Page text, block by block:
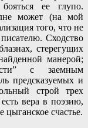
ее глупо.
может (на мой
того, что не
писателю. Сходство
стерегущих
манерой;
с заемным
предсказуемых и
строй трех
вера в поэзию,
счастье.